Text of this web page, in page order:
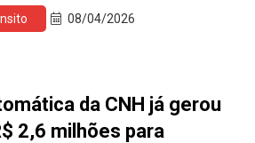
08/04/2026
da CNH já gerou
2,6 milhões para